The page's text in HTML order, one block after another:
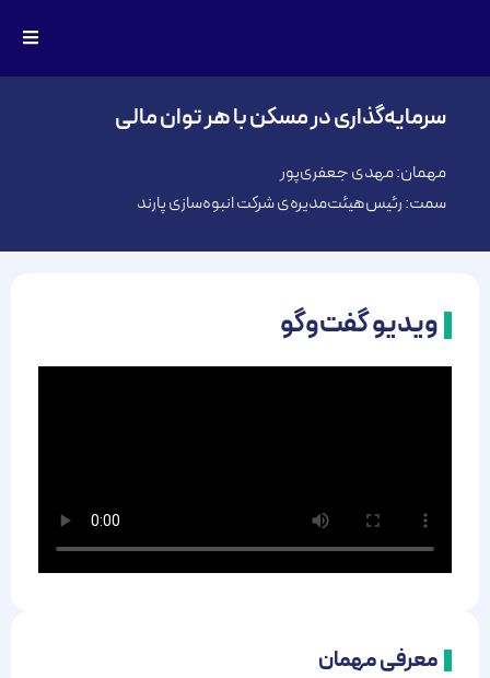
سرمایه‌گذاری در مسکن با هر توان مالی
مهمان: مهدی جعفری‌پور
سمت: رئیس‌‌هیئت‌‌مدیره‌ی شرکت انبوه‌سازی پارند
ویدیو گفت‌وگو
معرفی مهمان